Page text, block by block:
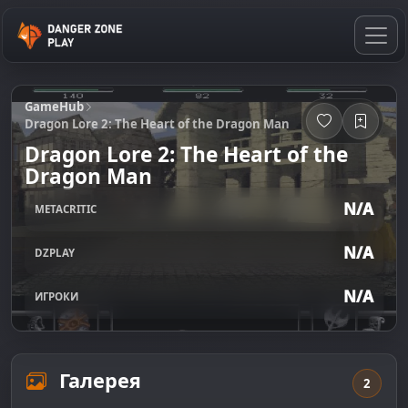
GameHub
Dragon Lore 2: The Heart of the Dragon Man
Dragon Lore 2: The Heart of the
Dragon Man
METACRITIC N/A
DZPLAY N/A
ИГРОКИ N/A
Галерея 2